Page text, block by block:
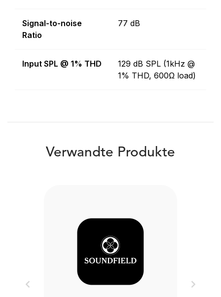
Signal-to-noise
Ratio
77 dB
Input SPL @ 1% THD
129 dB SPL (1kHz @
1% THD, 600Ω load)
Verwandte Produkte
Previous Next